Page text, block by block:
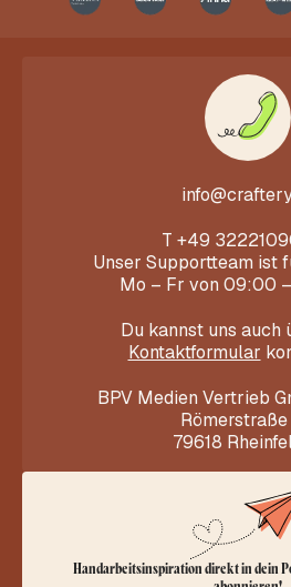
T +49
Unser Supportteam ist
Mo – Fr von 09:00
Du kannst uns auch
Kontaktformular
BPV Medien Vertrieb
79618
Handarbeitsinspiration direkt in dein